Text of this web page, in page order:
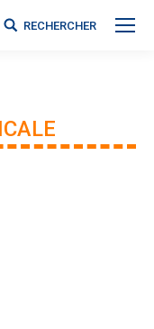
Search:RECHERCHER